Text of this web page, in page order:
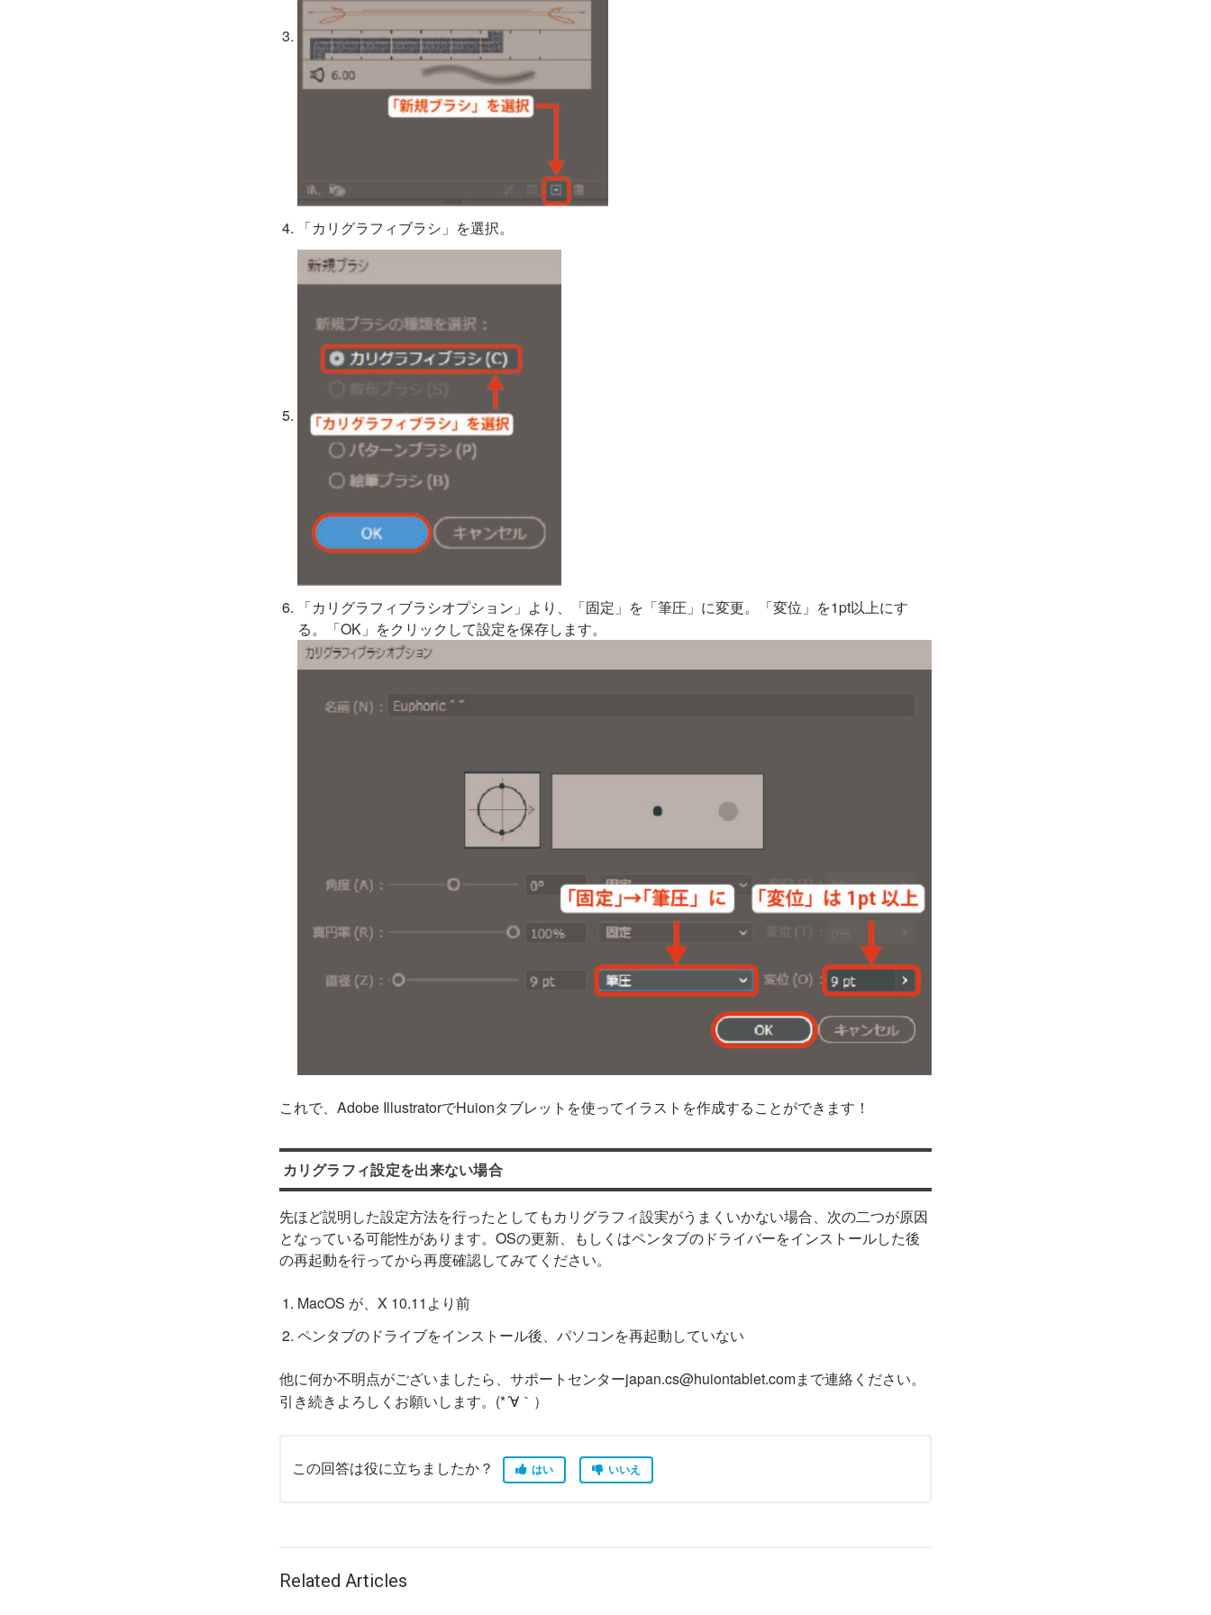
「カリグラフィブラシ」を選択。
「カリグラフィブラシオプション」より、「固定」を「筆圧」に変更。「変位」を1pt以上にす
る。
「OK」をクリックして設定を保存します。
これで、Adobe IllustratorでHuionタブレットを使ってイラストを作成することができます！
カリグラフィ設定を出来ない場合
先ほど説明した設定方法を行ったとしてもカリグラフィ設実がうまくいかない場合、次の二つが原因
となっている可能性があります。OSの更新、もしくはペンタブのドライバーをインストールした後
の再起動を行ってから再度確認してみてください。
MacOS が、X 10.11より前
ペンタブのドライブをインストール後、パソコンを再起動していない
他に何か不明点がございましたら、サポートセンターjapan.cs@huiontablet.comまで連絡ください。
引き続きよろしくお願いします。(*´∀｀）
この回答は役に立ちましたか？ はい いいえ
Related Articles